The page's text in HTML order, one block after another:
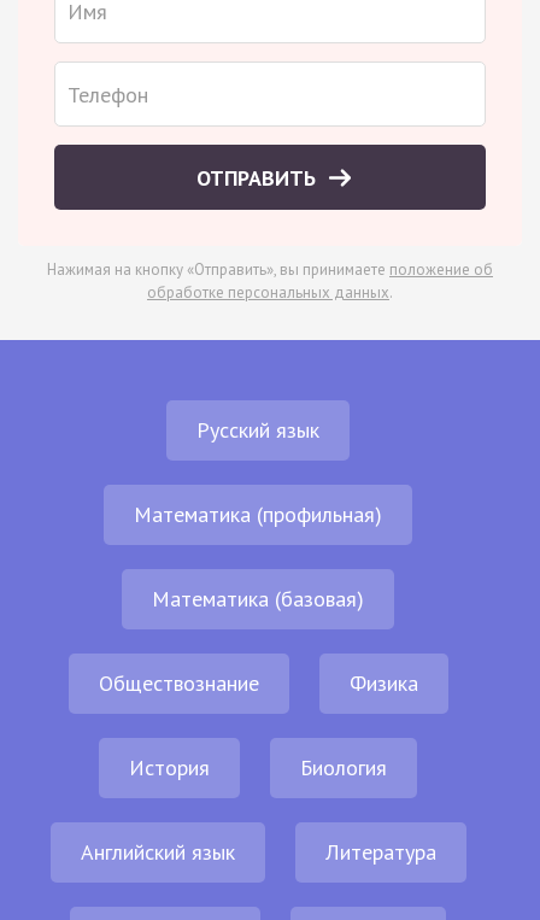
ОТПРАВИТЬ
Нажимая на кнопку «Отправить», вы принимаете положение об
обработке персональных данных.
Русский язык
Математика (профильная)
Математика (базовая)
Обществознание Физика
История Биология
Английский язык Литература